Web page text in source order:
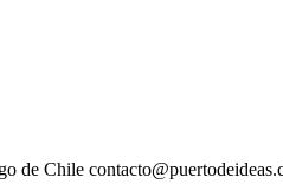
de Chile